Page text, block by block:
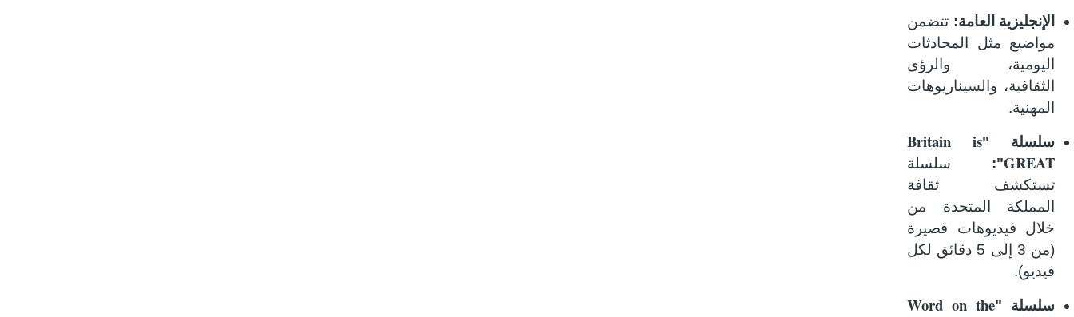
الإنجليزية العامة: تتضمن
مواضيع مثل المحادثات
اليومية، والرؤى
الثقافية، والسيناريوهات
المهنية.
سلسلة "Britain is
GREAT
": سلسلة
تستكشف ثقافة
المملكة المتحدة من
خلال فيديوهات قصيرة
(من 3 إلى 5 دقائق لكل
فيديو).
سلسلة "Word on the